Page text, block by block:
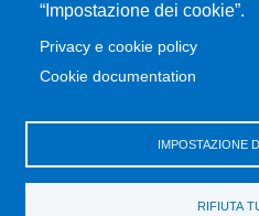
“Impostazione dei cookie”.
Privacy e cookie policy
Cookie documentation
IMPOSTAZIONE
RIFIUTA
MENÙ FOOTER 1
Accessibilità
Mappa del sito
Privacy e cookie policy
MENÙ FOOTER 2
Portale di Ateneo